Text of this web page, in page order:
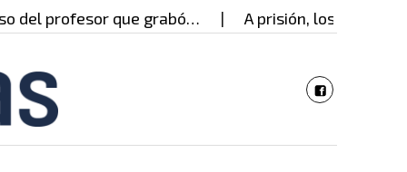
que grabó… A prisión, los presuntos